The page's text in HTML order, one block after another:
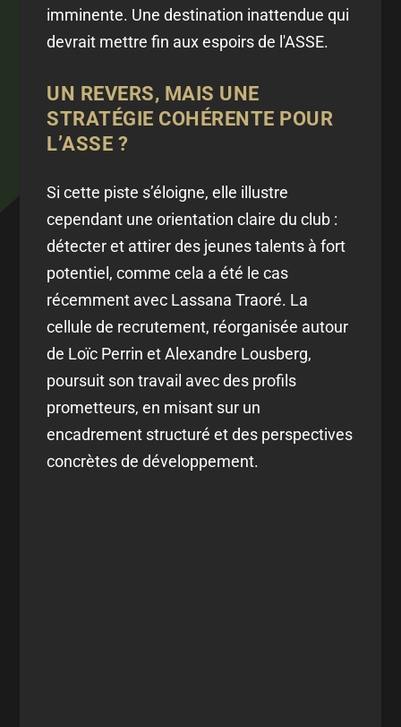
imminente. Une destination inattendue qui
devrait mettre fin aux espoirs de l'ASSE.
UN REVERS, MAIS UNE
STRATÉGIE COHÉRENTE POUR
L’ASSE ?
Si cette piste s’éloigne, elle illustre
cependant une orientation claire du club :
détecter et attirer des jeunes talents à fort
potentiel, comme cela a été le cas
récemment avec Lassana Traoré. La
cellule de recrutement, réorganisée autour
de Loïc Perrin et Alexandre Lousberg,
poursuit son travail avec des profils
prometteurs, en misant sur un
encadrement structuré et des perspectives
concrètes de développement.